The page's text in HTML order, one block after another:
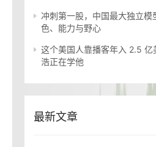
冲刺第一股，中国最大独立模
色、能力与野心
这个美国人靠播客年入 2.5 亿
浩正在学他
最新文章